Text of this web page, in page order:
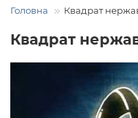
Головна Квадрат
Квадрат